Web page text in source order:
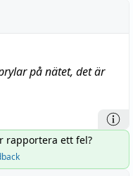
på nätet, det är
rapportera ett fel?